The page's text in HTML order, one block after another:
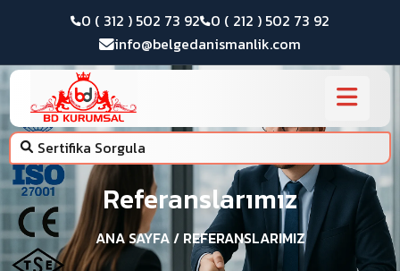
0 ( 312 ) 502 73 92 0 ( 212 ) 502 73 92
info@belgedanismanlik.com
Sertifika Sorgula
Referanslarımız
ANA SAYFA/ REFERANSLARIMIZ